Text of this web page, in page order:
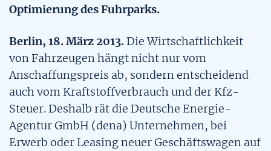
Verbraucherinnen und Verbraucher
Handel und Hersteller
Die WLTP-Verbrauchsmessung
Tools
Pkw-Aushang erstellen
Brennstoffzellenautos (FCEV)
Hybride
Gasfahrzeuge
Mobilität im Wandel
Tool: CO₂-Rechner
Tool: Mobilitäts-Quartett
Publikationen
Veröffentlichungen & Meldungen
Downloads & Materialien
Alle Tools
Übersicht
Pkw Energie Check
Optimierung des Fuhrparks.
Berlin, 18. März 2013. Die Wirtschaftlichkeit
von Fahrzeugen hängt nicht nur vom
Anschaffungspreis ab, sondern entscheidend
auch vom Kraftstoffverbrauch und der Kfz-
Steuer. Deshalb rät die Deutsche Energie-
Agentur GmbH (dena) Unternehmen, bei
Erwerb oder Leasing neuer Geschäftswagen auf